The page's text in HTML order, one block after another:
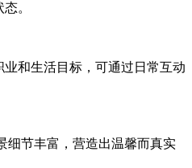
。
和生活目标，可通过日常互动
细节丰富，营造出温馨而真实